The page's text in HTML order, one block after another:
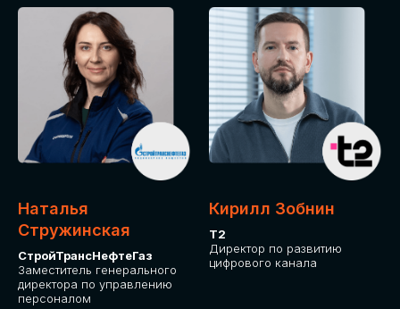
Наталья
Стружинская
СтройТрансНефтеГаз
Заместитель генерального
директора по управлению
персоналом
Кирилл Зобнин
Т2
Директор по развитию
цифрового канала
Приглашаем стать спикером GLOBAL
TECH FORUM и поделиться своим
опытом и экспертизой. Будем рады
сотрудничеству!
СТАТЬ
СПИКЕРОМ
IT Solutions for Business